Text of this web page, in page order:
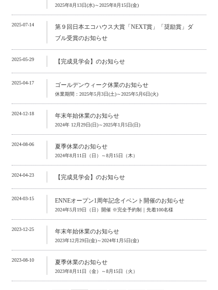
2025年8月13日(水)～2025年8月15日(金)
2025-07-14
第９回日本エコハウス大賞「NEXT賞」「奨励賞」ダ
ブル受賞のお知らせ
2025-05-29 【完成見学会】のお知らせ
2025-04-17 ゴールデンウィーク休業のお知らせ
休業期間：2025年5月3日(土)～2025年5月6日(火)
2024-12-18 年末年始休業のお知らせ
2024年 12月29日(日)～2025年1月5日(日)
2024-08-06 夏季休業のお知らせ
2024年8月11日（日）～8月15日（木）
2024-04-23 【完成見学会】のお知らせ
2024-03-15 ENNEオープン1周年記念イベント開催のお知らせ
2024年5月19日（日）開催 ※完全予約制｜先着100名様
2023-12-25 年末年始休業のお知らせ
2023年12月29日(金)～2024年1月5日(金)
2023-08-10 夏季休業のお知らせ
2023年8月11日（金）～8月15日（火）